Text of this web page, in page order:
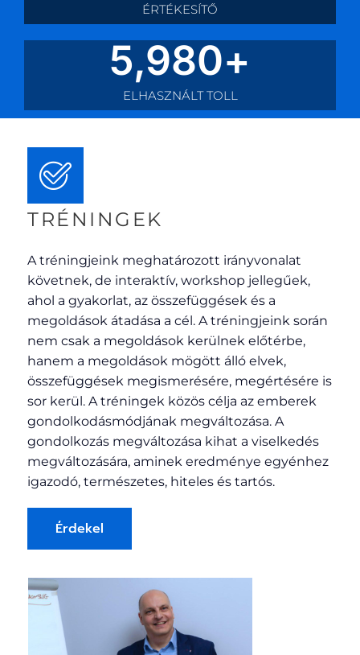
ÉRTÉKESÍTŐ
ELHASZNÁLT TOLL
5,980+
TRÉNINGEK
A tréningjeink meghatározott irányvonalat
követnek, de interaktív, workshop jellegűek,
ahol a gyakorlat, az összefüggések és a
megoldások átadása a cél. A tréningjeink során
nem csak a megoldások kerülnek előtérbe,
hanem a megoldások mögött álló elvek,
összefüggések megismerésére, megértésére is
sor kerül. A tréningek közös célja az emberek
gondolkodásmódjának megváltozása. A
gondolkozás megváltozása kihat a viselkedés
megváltozására, aminek eredménye egyénhez
igazodó, természetes, hiteles és tartós.
Érdekel